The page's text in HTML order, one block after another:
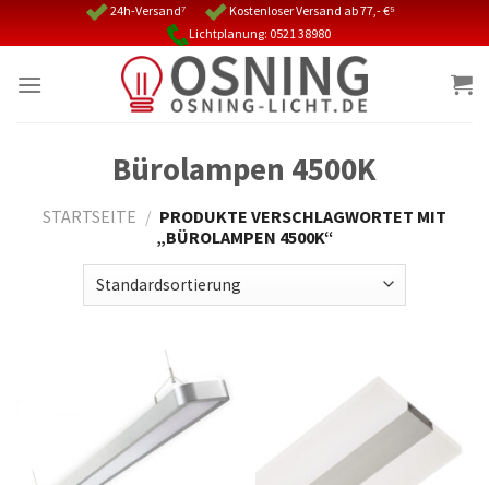
24h-Versand⁷
Kostenloser Versand ab 77,- €⁵
Lichtplanung: 0521 38980
Bürolampen 4500K
STARTSEITE / PRODUKTE VERSCHLAGWORTET MIT
„BÜROLAMPEN 4500K“